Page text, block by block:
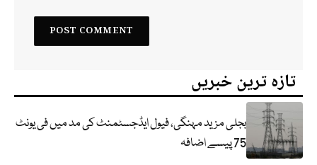
تازہ ترین خبریں
بجلی مزید مہنگی، فیول ایڈجسٹمنٹ کی مد میں فی یونٹ
75 پیسے اضافہ